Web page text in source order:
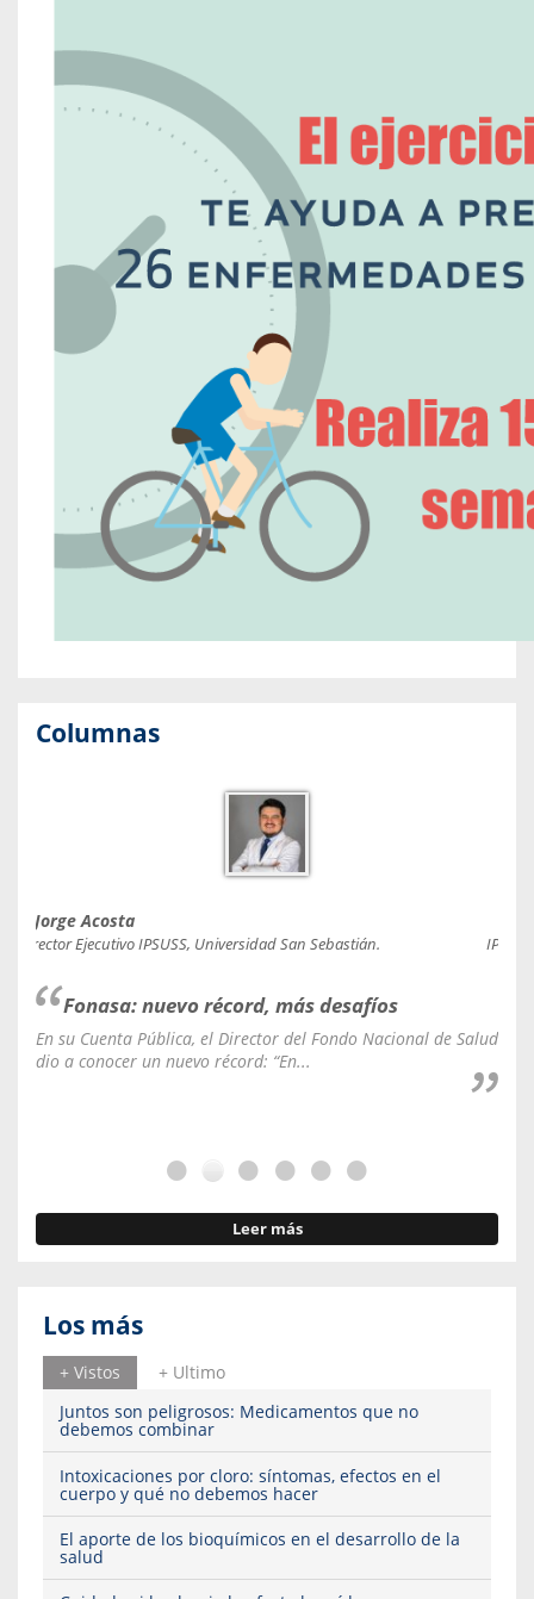
Columnas
Jorge Acosta
Director Ejecutivo IPSUSS, Universidad San Sebastián.
Fonasa: nuevo récord, más desafíos
En su Cuenta Pública, el Director del Fondo Nacional de Salud
dio a conocer un nuevo récord: “En...
Leer más
Los más
+ Vistos
+ Ultimo
Juntos son peligrosos: Medicamentos que no
debemos combinar
Intoxicaciones por cloro: síntomas, efectos en el
cuerpo y qué no debemos hacer
El aporte de los bioquímicos en el desarrollo de la
salud